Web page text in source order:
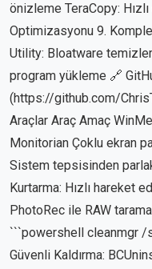
önizleme TeraCopy:
Optimizasyonu 9.
Utility: Bloatware
program yükleme 🔗
(https://github.com/
Araçlar Araç Amaç
Monitorian Çoklu ekran
Sistem tepsisinden
Kurtarma: Hızlı hareket
PhotoRec ile RAW
```powershell cleanmgr /
Güvenli Kaldırma: